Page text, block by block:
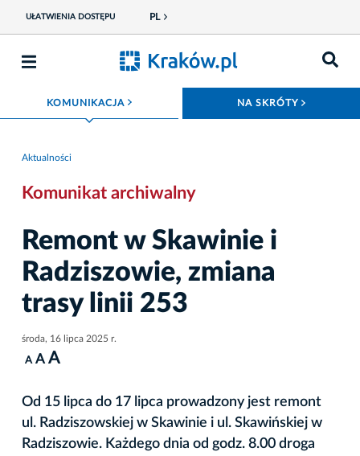
UŁATWIENIA DOSTĘPU PL
KOMUNIKACJA ROZWIŃ MENU NA SKRÓTY
Aktualności
Komunikat archiwalny
Remont w Skawinie i
Radziszowie, zmiana
trasy linii 253
środa, 16 lipca 2025 r.
A A A
Od 15 lipca do 17 lipca prowadzony jest remont
ul. Radziszowskiej w Skawinie i ul. Skawińskiej w
Radziszowie. Każdego dnia od godz. 8.00 droga